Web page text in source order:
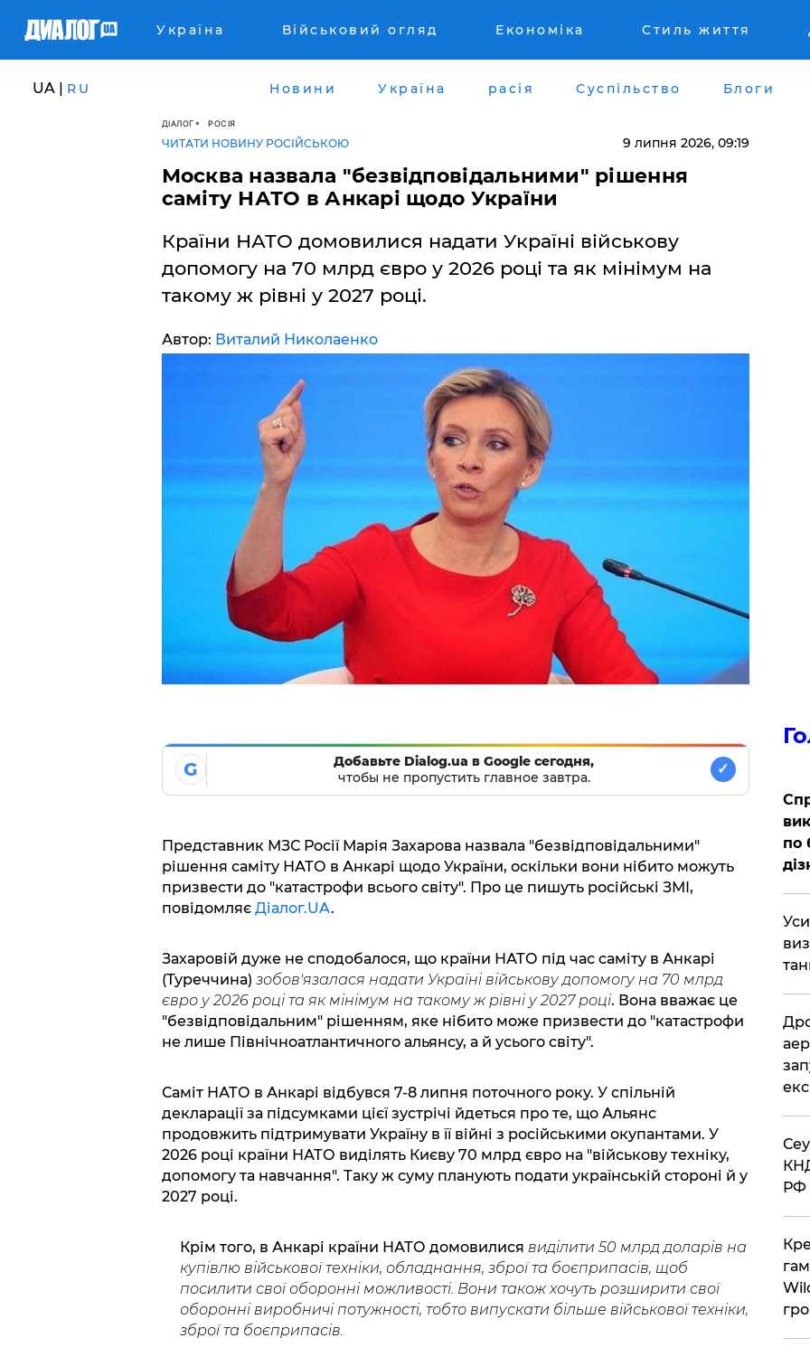
Україна Військовий огляд Економіка Стиль життя
UA | RU Новини Україна расія Суспільство Блоги
ДІАЛОГ РОСІЯ
ЧИТАТИ НОВИНУ РОСІЙСЬКОЮ 9 липня 2026, 09:19
Москва назвала "безвідповідальними" рішення
саміту НАТО в Анкарі щодо України
Країни НАТО домовилися надати Україні військову
допомогу на 70 млрд євро у 2026 році та як мінімум на
такому ж рівні у 2027 році.
Автор: Виталий Николаенко
G
Добавьте Dialog.ua в Google сегодня,
чтобы не пропустить главное завтра.
✓
Представник МЗС Росії Марія Захарова назвала "безвідповідальними"
рішення саміту НАТО в Анкарі щодо України, оскільки вони нібито можуть
призвести до "катастрофи всього світу". Про це пишуть російські ЗМІ,
повідомляєДіалог.UA.
Захаровій дуже не сподобалося, що країни НАТО під час саміту в Анкарі
(Туреччина) зобов'язалася надати Україні військову допомогу на 70 млрд
євро у 2026 році та як мінімум на такому ж рівні у 2027 році. Вона вважає це
"безвідповідальним" рішенням, яке нібито може призвести до "катастрофи
не лише Північноатлантичного альянсу, а й усього світу".
Саміт НАТО в Анкарі відбувся 7-8 липня поточного року. У спільній
декларації за підсумками цієї зустрічі йдеться про те, що Альянс
продовжить підтримувати Україну в її війні з російськими окупантами. У
2026 році країни НАТО виділять Києву 70 млрд євро на "військову техніку,
допомогу та навчання". Таку ж суму планують подати українській стороні й у
2027 році.
Крім того, в Анкарі країни НАТО домовилися виділити 50 млрд доларів на
купівлю військової техніки, обладнання, зброї та боєприпасів, щоб
посилити свої оборонні можливості. Вони також хочуть розширити свої
оборонні виробничі потужності, тобто випускати більше військової техніки,
зброї та боєприпасів.
по
РФ